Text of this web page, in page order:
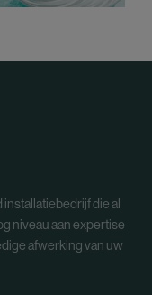
die al
niveau aan expertise
afwerking van uw